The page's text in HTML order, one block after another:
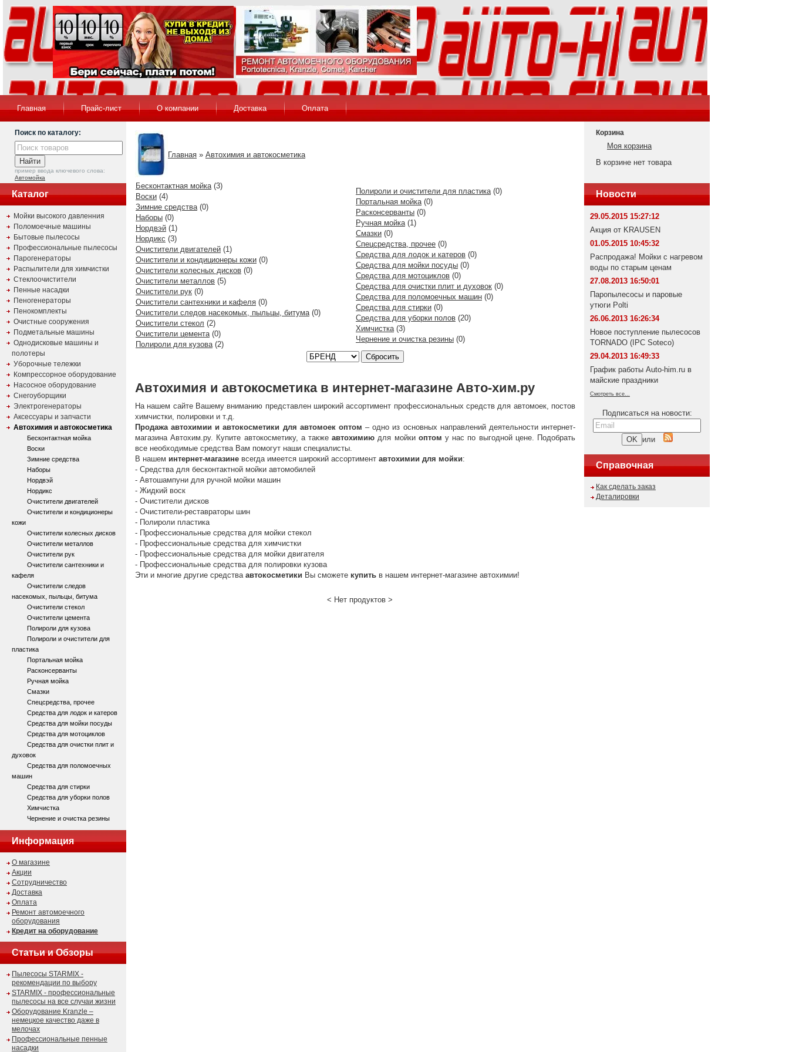
Главная Прайс-лист О компании Доставка Оплата
Поиск по каталогу:
пример ввода ключевого слова:
Автомойка
Каталог
Мойки высокого давленния
Поломоечные машины
Бытовые пылесосы
Профессиональные пылесосы
Парогенераторы
Распылители для химчистки
Стеклоочистители
Пенные насадки
Пеногенераторы
Пенокомплекты
Очистные сооружения
Подметальные машины
Однодисковые машины и
полотеры
Уборочные тележки
Компрессорное оборудование
Насосное оборудование
Снегоуборщики
Электрогенераторы
Аксессуары и запчасти
Автохимия и автокосметика
Бесконтактная мойка
Воски
Зимние средства
Наборы
Нордвэй
Нордикс
Очистители двигателей
Очистители и кондиционеры
кожи
Очистители колесных дисков
Очистители металлов
Очистители рук
Очистители сантехники и
кафеля
Очистители следов
насекомых, пыльцы, битума
Очистители стекол
Очистители цемента
Полироли для кузова
Полироли и очистители для
пластика
Портальная мойка
Расконсерванты
Ручная мойка
Смазки
Спецсредства, прочее
Средства для лодок и катеров
Средства для мойки посуды
Средства для мотоциклов
Средства для очистки плит и
духовок
Средства для поломоечных
машин
Средства для стирки
Средства для уборки полов
Химчистка
Чернение и очистка резины
Информация
О магазине
Акции
Сотрудничество
Доставка
Оплата
Ремонт автомоечного
оборудования
Кредит на оборудование
Статьи и Обзоры
Пылесосы STARMIX -
рекомендации по выбору
STARMIX - профессиональные
пылесосы на все случаи жизни
Оборудование Kranzle –
немецкое качество даже в
мелочах
Профессиональные пенные
насадки
Главная » Автохимия и автокосметика
Бесконтактная мойка(3)
Воски (4)
Зимние средства(0)
Наборы (0)
Нордвэй (1)
Нордикс (3)
Очистители двигателей (1)
Очистители и кондиционеры кожи (0)
Очистители колесных дисков (0)
Очистители металлов (5)
Очистители рук (0)
Очистители сантехники и кафеля (0)
Очистители следов насекомых, пыльцы, битума(0)
Очистители стекол (2)
Очистители цемента(0)
Полироли для кузова(2)
Полироли и очистители для пластика(0)
Портальная мойка(0)
Расконсерванты (0)
Ручная мойка(1)
Смазки (0)
Спецсредства, прочее (0)
Средства для лодок и катеров (0)
Средства для мойки посуды (0)
Средства для мотоциклов (0)
Средства для очистки плит и духовок (0)
Средства для поломоечных машин (0)
Средства для стирки (0)
Средства для уборки полов (20)
Химчистка(3)
Чернение и очистка резины (0)
Сбросить
Автохимия и автокосметика в интернет-магазине Авто-хим.ру
На нашем сайте Вашему вниманию представлен широкий ассортимент профессиональных средств для автомоек, постов
химчистки, полировки и т.д.
Продажа автохимии и автокосметики для автомоек оптом – одно из основных направлений деятельности интернет-
магазина Автохим.ру. Купите автокосметику, а такжеавтохимию для мойки оптом у нас по выгодной цене. Подобрать
все необходимые средства Вам помогут наши специалисты.
В нашем интернет-магазине всегда имеется широкий ассортимент автохимии для мойки:
- Средства для бесконтактной мойки автомобилей
- Автошампуни для ручной мойки машин
- Жидкий воск
- Очистители дисков
- Очистители-реставраторы шин
- Полироли пластика
- Профессиональные средства для мойки стекол
- Профессиональные средства для химчистки
- Профессиональные средства для мойки двигателя
- Профессиональные средства для полировки кузова
Эти и многие другие средства автокосметики Вы сможете купить в нашем интернет-магазине автохимии!
< Нет продуктов >
Корзина
Моя корзина
В корзине нет товара
Новости
29.05.2015 15:27:12
Акция от KRAUSEN
01.05.2015 10:45:32
Распродажа! Мойки с нагревом
воды по старым ценам
27.08.2013 16:50:01
Паропылесосы и паровые
утюги Polti
26.06.2013 16:26:34
Новое поступление пылесосов
TORNADO (IPC Soteco)
29.04.2013 16:49:33
График работы Auto-him.ru в
майские праздники
Смотреть все...
Подписаться на новости:
или
Справочная
Как сделать заказ
Деталировки